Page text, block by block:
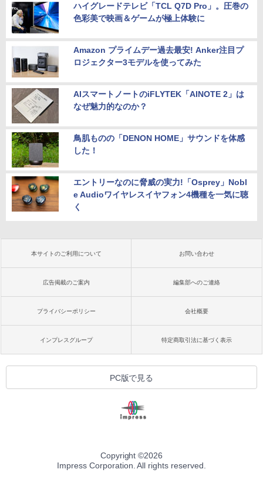
ハイグレードテレビ「TCL Q7D Pro」。圧巻の
色彩美で映画＆ゲームが極上体験に
Amazon プライムデー過去最安! Anker注目プ
ロジェクター3モデルを使ってみた
AIスマートノートのiFLYTEK「AINOTE 2」は
なぜ魅力的なのか？
鳥肌ものの「DENON HOME」サウンドを体感
した！
エントリーなのに脅威の実力!「Osprey」Nobl
e Audioワイヤレスイヤフォン4機種を一気に聴
く
本サイトのご利用について お問い合わせ
広告掲載のご案内 編集部へのご連絡
プライバシーポリシー 会社概要
インプレスグループ 特定商取引法に基づく表示
PC版で見る
Copyright ©2026
Impress Corporation. All rights reserved.